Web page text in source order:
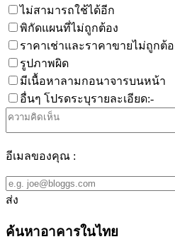
ไม่สามารถใช้ได้อีก
พิกัดแผนที่ไม่ถูกต้อง
ราคาเช่าและราคาขายไม่ถูกต้อ
รูปภาพผิด
มีเนื้อหาลามกอนาจารบนหน้า
อื่นๆ โปรดระบุรายละเอียด:-
อีเมลของคุณ :
ส่ง
ค้นหาอาคารในไทย